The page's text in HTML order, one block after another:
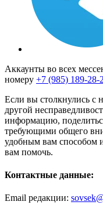
Аккаунты во всех
номеру +7 (985) 189-28-
Если вы столкнулись с
другой
информацию,
требующими общего
удобным вам способом
вам помочь.
Контактные данные:
Email редакции: